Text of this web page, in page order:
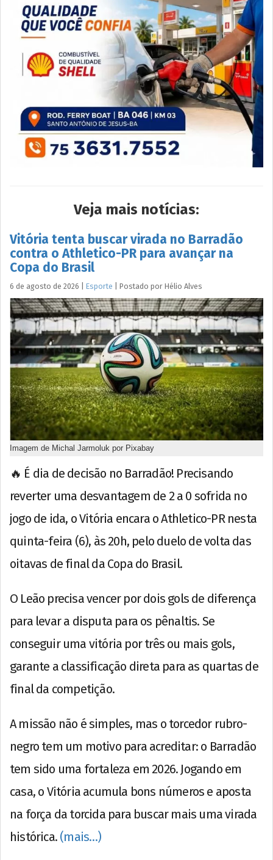
Veja mais notícias:
Vitória tenta buscar virada no Barradão
contra o Athletico-PR para avançar na
Copa do Brasil
6 de agosto de 2026 Esporte Postado por Hélio Alves
Imagem de Michal Jarmoluk por Pixabay
🔥 É dia de decisão no Barradão! Precisando
reverter uma desvantagem de 2 a 0 sofrida no
jogo de ida, o Vitória encara o Athletico-PR nesta
quinta-feira (6), às 20h, pelo duelo de volta das
oitavas de final da Copa do Brasil.
O Leão precisa vencer por dois gols de diferença
para levar a disputa para os pênaltis. Se
conseguir uma vitória por três ou mais gols,
garante a classificação direta para as quartas de
final da competição.
A missão não é simples, mas o torcedor rubro-
negro tem um motivo para acreditar: o Barradão
tem sido uma fortaleza em 2026. Jogando em
casa, o Vitória acumula bons números e aposta
na força da torcida para buscar mais uma virada
histórica. (mais…)